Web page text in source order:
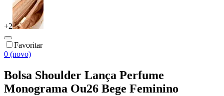
+2
Favoritar
0 (novo)
Bolsa Shoulder Lança Perfume
Monograma Ou26 Bege Feminino